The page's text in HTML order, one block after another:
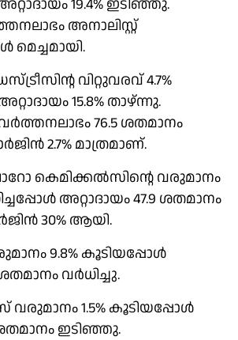
19.4% ഇടിഞ്ഞു.
അനാലിസ്റ്റ്
മെച്ചമായി.
വിറ്റുവരവ് 4.7%
15.8% താഴ്ന്നു.
76.5 ശതമാനം
2.7% മാത്രമാണ്.
കെമിക്കല്‍സിന്റെ വരുമാനം
അറ്റാദായം 47.9 ശതമാനം
30% ആയി.
9.8% കൂടിയപ്പോള്‍
വര്‍ധിച്ചു.
1.5% കൂടിയപ്പോള്‍
ശതമാനം ഇടിഞ്ഞു.